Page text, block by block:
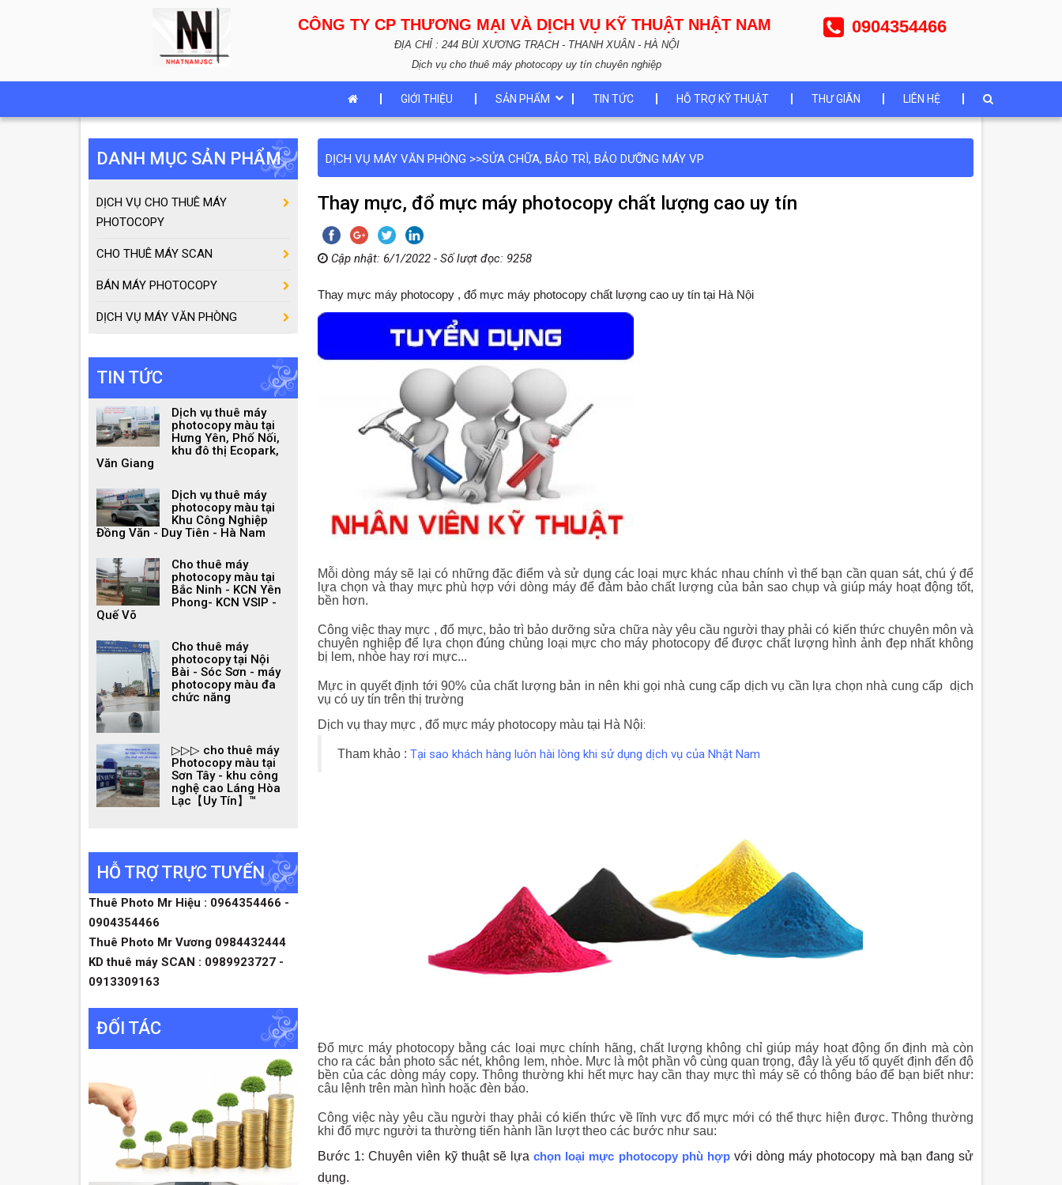
CÔNG TY CP THƯƠNG MẠI VÀ DỊCH VỤ KỸ THUẬT NHẬT NAM
ĐỊA CHỈ : 244 BÙI XƯƠNG TRẠCH - THANH XUÂN - HÀ NỘI
Dịch vụ cho thuê máy photocopy uy tín chuyên nghiệp
0904354466
GIỚI THIỆU SẢN PHẨM TIN TỨC HỖ TRỢ KỸ THUẬT THƯ GIÃN LIÊN HỆ
DỊCH VỤ MÁY VĂN PHÒNG >>SỬA CHỮA, BẢO TRÌ, BẢO DƯỠNG MÁY VP
Thay mực, đổ mực máy photocopy chất lượng cao uy tín
Cập nhật: 6/1/2022 - Số lượt đọc: 9258
Thay mực máy photocopy , đổ mực máy photocopy chất lượng cao uy tín tại Hà Nội
Mỗi dòng máy sẽ lại có những đặc điểm và sử dụng các loại mực khác nhau chính vì thế bạn cần quan sát, chú ý để
lựa chọn và thay mực phù hợp với dòng máy để đảm bảo chất lượng của bản sao chụp và giúp máy hoạt động tốt,
bền hơn.
Công việc thay mực , đổ mực, bảo trì bảo dưỡng sửa chữa này yêu cầu người thay phải có kiến thức chuyên môn và
chuyên nghiệp để lựa chọn đúng chủng loại mực cho máy photocopy để được chất lượng hình ảnh đẹp nhất không
bị lem, nhòe hay rơi mực...
Mực in quyết định tới 90% của chất lượng bản in nên khi gọi nhà cung cấp dịch vụ cần lựa chọn nhà cung cấp dịch
vụ có uy tín trên thị trường
Dịch vụ thay mực , đổ mực máy photocopy màu tại Hà Nội:
Tham khảo : Tại sao khách hàng luôn hài lòng khi sử dụng dịch vụ của Nhật Nam
Đổ mực máy photocopy bằng các loại mực chính hãng, chất lượng không chỉ giúp máy hoạt động ổn định mà còn
cho ra các bản photo sắc nét, không lem, nhòe. Mực là một phần vô cùng quan trọng, đây là yếu tố quyết định đến độ
bền của các dòng máy copy. Thông thường khi hết mực hay cần thay mực thì máy sẽ có thông báo để bạn biết như:
câu lệnh trên màn hình hoặc đèn báo.
Công việc này yêu cầu người thay phải có kiến thức về lĩnh vực đổ mực mới có thể thực hiện được. Thông thường
khi đổ mực người ta thường tiến hành lần lượt theo các bước như sau:
Bước 1: Chuyên viên kỹ thuật sẽ lựachọn loại mực photocopy phù hợpvới dòng máy photocopy mà bạn đang sử
dụng.
DANH MỤC SẢN PHẨM
DỊCH VỤ CHO THUÊ MÁY
PHOTOCOPY
CHO THUÊ MÁY SCAN
BÁN MÁY PHOTOCOPY
DỊCH VỤ MÁY VĂN PHÒNG
TIN TỨC
Dịch vụ thuê máy
photocopy màu tại
Hưng Yên, Phố Nối,
khu đô thị Ecopark,
Văn Giang
Dịch vụ thuê máy
photocopy màu tại
Khu Công Nghiệp
Đồng Văn - Duy Tiên - Hà Nam
Cho thuê máy
photocopy màu tại
Bắc Ninh - KCN Yên
Phong- KCN VSIP -
Quế Võ
Cho thuê máy
photocopy tại Nội
Bài - Sóc Sơn - máy
photocopy màu đa
chức năng
▷▷▷ cho thuê máy
Photocopy màu tại
Sơn Tây - khu công
nghệ cao Láng Hòa
Lạc【Uy Tín】™
HỖ TRỢ TRỰC TUYẾN
Thuê Photo Mr Hiệu : 0964354466 -
0904354466
Thuê Photo Mr Vương 0984432444
KD thuê máy SCAN : 0989923727 -
0913309163
ĐỐI TÁC